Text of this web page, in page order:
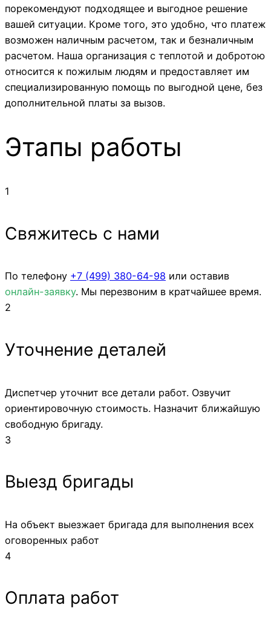
порекомендуют подходящее и выгодное решение
вашей ситуации. Кроме того, это удобно, что платеж
возможен наличным расчетом, так и безналичным
расчетом. Наша организация с теплотой и добротою
относится к пожилым людям и предоставляет им
специализированную помощь по выгодной цене, без
дополнительной платы за вызов.
Этапы работы
1
Свяжитесь с нами
По телефону +7 (499) 380-64-98 или оставив
онлайн-заявку. Мы перезвоним в кратчайшее время.
2
Уточнение деталей
Диспетчер уточнит все детали работ. Озвучит
ориентировочную стоимость. Назначит ближайшую
свободную бригаду.
3
Выезд бригады
На объект выезжает бригада для выполнения всех
оговоренных работ
4
Оплата работ